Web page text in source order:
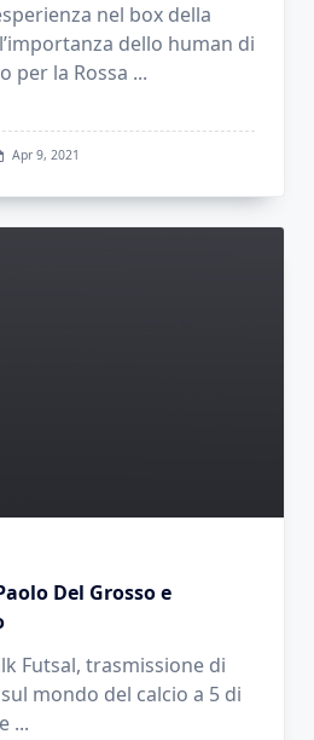
nel box della
dello human di
per la Rossa ...
Apr 9, 2021
Del Grosso e
Futsal, trasmissione di
mondo del calcio a 5 di
...